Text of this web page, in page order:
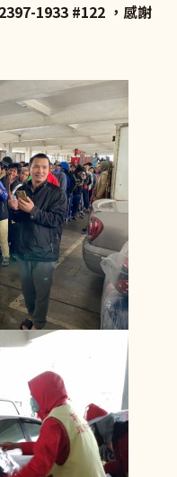
1933 #122 ，感謝